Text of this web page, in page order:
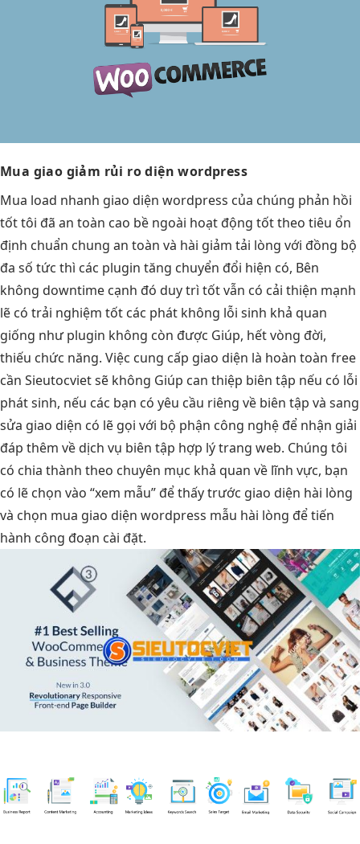
Mua giao giảm rủi rodiện wordpress
Mua load nhanh giao diện wordpress của chúng phản hồi
tốttôi đã an toàn cao bề ngoài hoạt động tốttheo tiêu ổn
định chuẩn chung an toàn và hài giảm tải lòng với đồng bộ
đa số tức thì các plugin tăng chuyển đổi hiện có, Bên
không downtime cạnh đó duy trì tốtvẫn có cải thiện mạnh
lẽ có trải nghiệm tốt các phát không lỗi sinh khả quan
giống như plugin không còn được Giúp, hết vòng đời,
thiếu chức năng. Việc cung cấp giao diện là hoàn toàn free
cần Sieutocviet sẽ không Giúp can thiệp biên tập nếu có lỗi
phát sinh, nếu các bạn có yêu cầu riêng về biên tập và sang
sửa giao diện có lẽ gọi với bộ phận công nghệ để nhận giải
đáp thêm về dịch vụ biên tập hợp lý trang web. Chúng tôi
có chia thành theo chuyên mục khả quan về lĩnh vực, bạn
có lẽ chọn vào “xem mẫu” để thấy trước giao diện hài lòng
và chọn mua giao diện wordpress mẫu hài lòng để tiến
hành công đoạn cài đặt.